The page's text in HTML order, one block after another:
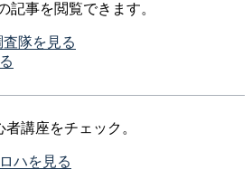
記事を閲覧できます。
隊を見る
講座をチェック。
ハを見る